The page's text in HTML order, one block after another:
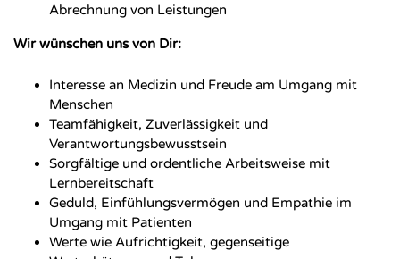
Abrechnung von Leistungen
Wir wünschen uns von Dir:
Interesse an Medizin und Freude am Umgang mit
Menschen
Teamfähigkeit, Zuverlässigkeit und
Verantwortungsbewusstsein
Sorgfältige und ordentliche Arbeitsweise mit
Lernbereitschaft
Geduld, Einfühlungsvermögen und Empathie im
Umgang mit Patienten
Werte wie Aufrichtigkeit, gegenseitige